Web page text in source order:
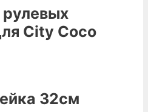
руб..
City Coco
32см